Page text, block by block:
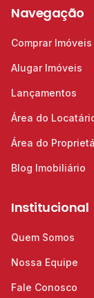
Navegação
Comprar Imóveis
Alugar Imóveis
Lançamentos
Área do
Área do
Blog Imobiliário
Institucional
Quem Somos
Nossa Equipe
Fale Conosco